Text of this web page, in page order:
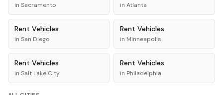
in Sacramento in Atlanta
Rent Vehicles
in San Diego
Rent Vehicles
in Minneapolis
Rent Vehicles
in Salt Lake City
Rent Vehicles
in Philadelphia